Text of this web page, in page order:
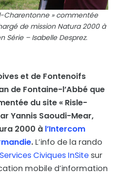
Charentonne » commentée
de mission Natura 2000 à
Série – Isabelle Desprez.
et de Fontenoifs
de Fontaine-l’Abbé que
du site « Risle-
Yannis Saoudi-Mear,
2000 à l’Intercom
. L’info de la rando
Services Civiques InSite sur
mobile d’information